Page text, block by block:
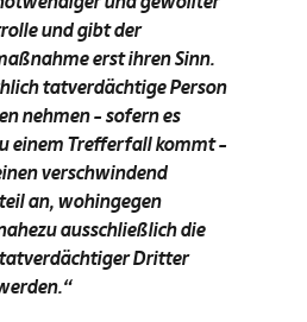
und gibt der
erst ihren Sinn.
tatverdächtige Person
nehmen – sofern es
einem Trefferfall kommt –
verschwindend
an, wohingegen
ausschließlich die
Dritter
werden.“